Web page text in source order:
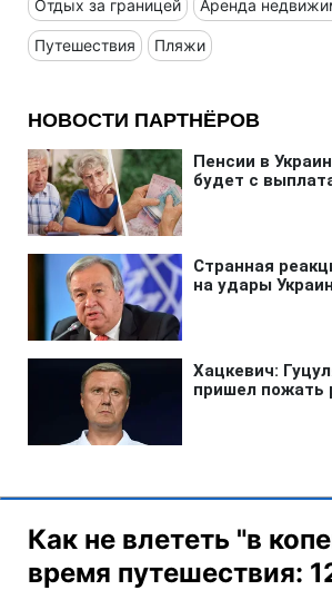
Отдых за границей Аренда
Путешествия Пляжи
Как не влететь "в
время путешествия: